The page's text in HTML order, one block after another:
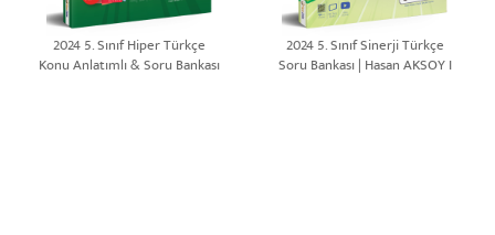
2024 5. Sınıf Hiper Türkçe
Konu Anlatımlı & Soru Bankası
2024 5. Sınıf Sinerji Türkçe
Soru Bankası | Hasan AKSOY I